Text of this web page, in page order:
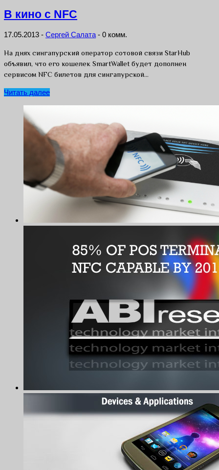
В кино с NFC
17.05.2013 - Сергей Салата - 0 комм.
На днях сингапурский оператор сотовой связи StarHub
объявил, что его кошелек SmartWallet будет дополнен
сервисом NFC билетов для сингапурской…
Читать далее